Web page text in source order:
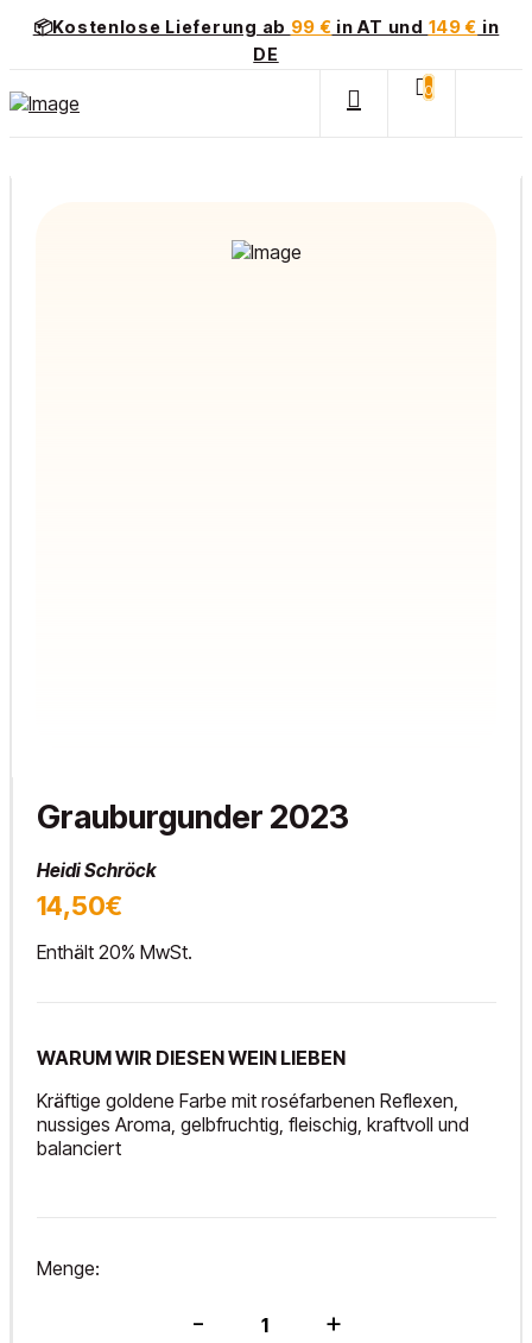
📦Kostenlose Lieferung ab 99 € in AT und 149 € in
DE
0
Grauburgunder 2023
Heidi Schröck
14,50€
Enthält 20% MwSt.
WARUM WIR DIESEN WEIN LIEBEN
Kräftige goldene Farbe mit roséfarbenen Reflexen,
nussiges Aroma, gelbfruchtig, fleischig, kraftvoll und
balanciert
Menge:
- +